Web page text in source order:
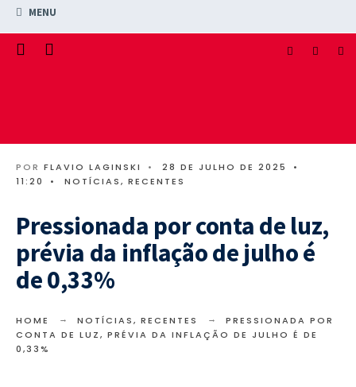
MENU
POR FLAVIO LAGINSKI • 28 DE JULHO DE 2025
•
11:20
• NOTÍCIAS, RECENTES
Pressionada por conta de luz,
prévia da inflação de julho é
de 0,33%
HOME NOTÍCIAS, RECENTES
PRESSIONADA POR
CONTA DE LUZ, PRÉVIA DA INFLAÇÃO DE JULHO É DE
0,33%